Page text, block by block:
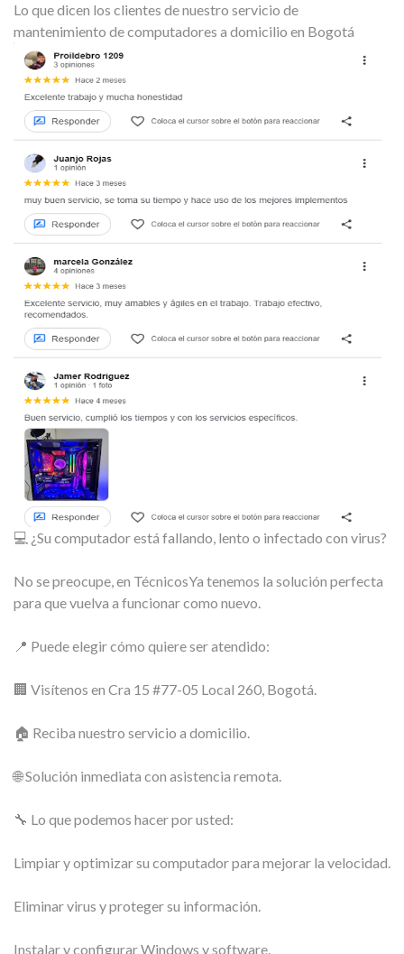
Lo que dicen los clientes de nuestro servicio de
mantenimiento de computadores a domicilio en Bogotá
💻 ¿Su computador está fallando, lento o infectado con virus?
No se preocupe, en TécnicosYa tenemos la solución perfecta
para que vuelva a funcionar como nuevo.
📍 Puede elegir cómo quiere ser atendido:
🏢 Visítenos en Cra 15 #77-05 Local 260, Bogotá.
🏠 Reciba nuestro servicio a domicilio.
🌐 Solución inmediata con asistencia remota.
🔧 Lo que podemos hacer por usted:
Limpiar y optimizar su computador para mejorar la velocidad.
Eliminar virus y proteger su información.
Instalar y configurar Windows y software.